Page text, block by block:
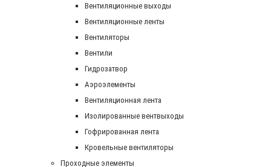
Вентиляционные выходы
Вентиляционные ленты
Вентиляторы
Вентили
Гидрозатвор
Аэроэлементы
Вентиляционная лента
Изолированные вентвыходы
Гофрированная лента
Кровельные вентиляторы
Проходные элементы